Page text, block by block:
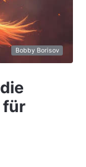
Bobby Borisov
für